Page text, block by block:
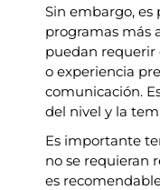
Sin embargo, es
programas más
puedan requerir
o experiencia
comunicación.
del nivel y la
Es importante
no se requieran
es